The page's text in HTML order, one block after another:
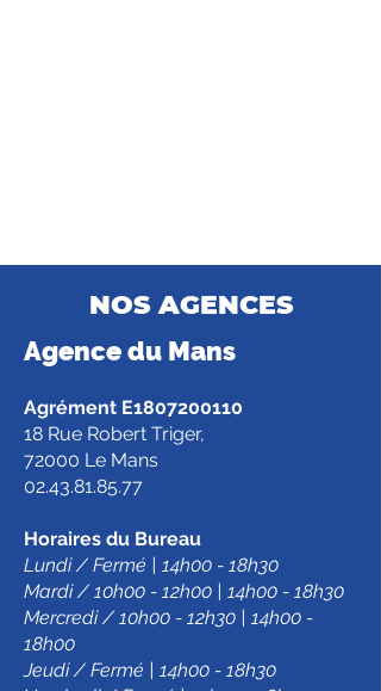
NOS AGENCES
Agence du Mans
Agrément E1807200110
18 Rue Robert Triger,
72000 Le Mans
02.43.81.85.77
Horaires du Bureau
Lundi / Fermé | 14h00 - 18h30
Mardi / 10h00 - 12h00 | 14h00 - 18h30
Mercredi / 10h00 - 12h30 | 14h00 -
18h00
Jeudi / Fermé | 14h00 - 18h30